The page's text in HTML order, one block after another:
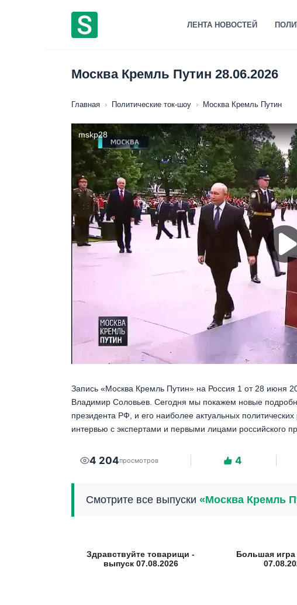
ЛЕНТА НОВОСТЕЙ
Москва Кремль Путин 28.06.2026
Главная › Политические ток-шоу › Москва Кремль Путин
Запись «Москва Кремль Путин» на Россия 1 от 28 июня
Владимир Соловьев. Сегодня мы покажем новые
президента РФ, и его наиболее актуальных
интервью с экспертами и первыми лицами российского
4 204просмотров 4
Смотрите все выпуски «Москва Кремль
Здравствуйте товарищи -
выпуск 07.08.2026
Большая